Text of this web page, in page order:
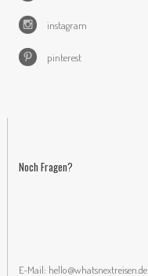
instagram
pinterest
Noch Fragen?
E-Mail: hello@whatsnextreisen.de